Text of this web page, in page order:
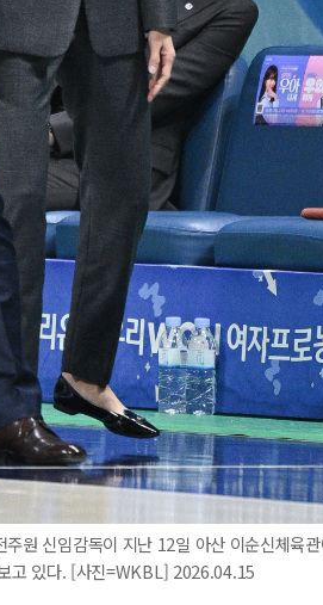
원 신임감독이 지난 12일 아산 이순신체육
고 있다. [사진=WKBL] 2026.04.15